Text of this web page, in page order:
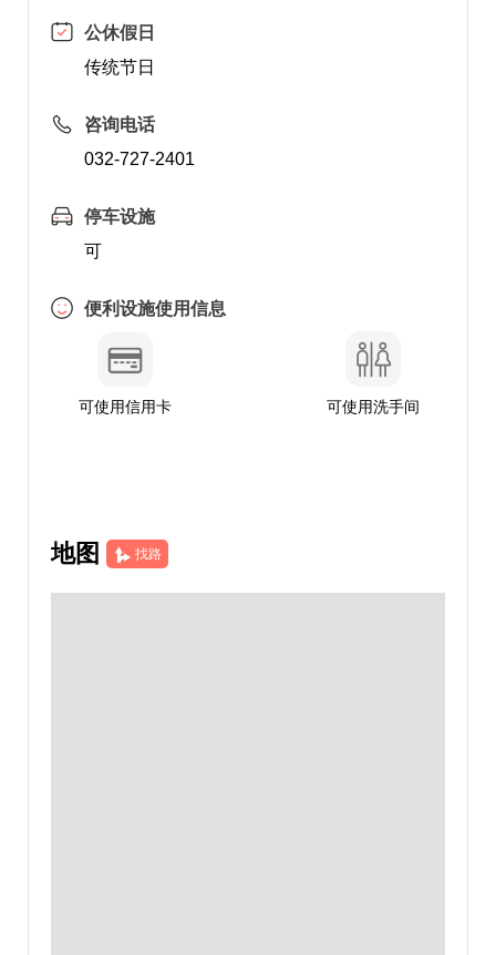
公休假日
传统节日
咨询电话
032-727-2401
停车设施
可
便利设施使用信息
可使用信用卡 可使用洗手间
地图 找路